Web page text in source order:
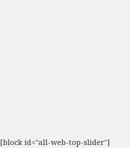
[block id="all-web-top-slider"]